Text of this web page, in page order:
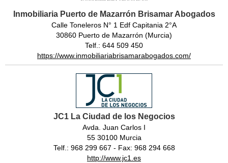
Inmobiliaria Puerto de Mazarrón Brisamar Abogados
Calle Toneleros N° 1 Edf Capitania 2°A
30860 Puerto de Mazarrón (Murcia)
Telf.: 644 509 450
https://www.inmobiliariabrisamarabogados.com/
JC1 La Ciudad de los Negocios
Avda. Juan Carlos I
55 30100 Murcia
Telf.: 968 299 667 - Fax: 968 294 668
http://www.jc1.es